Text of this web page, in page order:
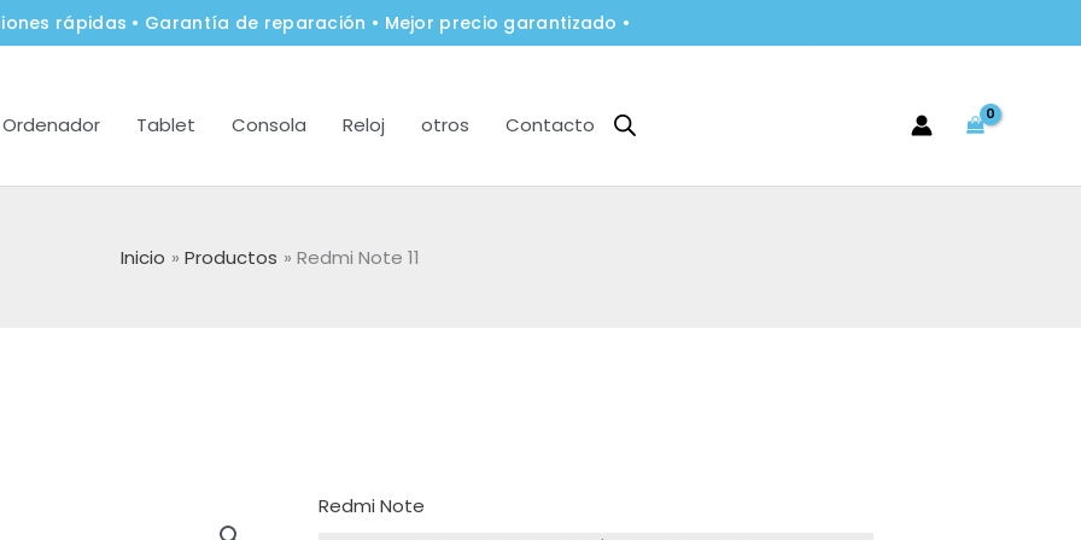
rápidas • Garantía de reparación • Mejor precio garantizado •
Ordenador Tablet Consola Reloj otros Contacto
Inicio Productos Redmi Note 11
Redmi Note